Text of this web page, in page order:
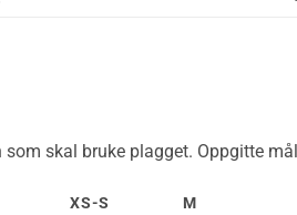
skal bruke plagget. Oppgitte
XS-S M